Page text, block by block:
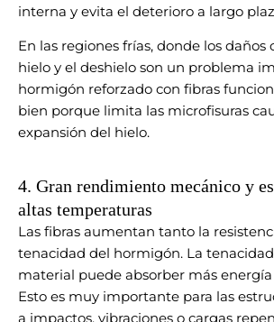
interna y evita el deterioro a largo
En las regiones frías, donde los daños
hielo y el deshielo son un problema
hormigón reforzado con fibras
bien porque limita las microfisuras
expansión del hielo.
4. Gran rendimiento mecánico y
altas temperaturas
Las fibras aumentan tanto la
tenacidad del hormigón. La
material puede absorber más
Esto es muy importante para las